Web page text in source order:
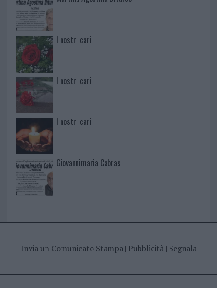
I nostri cari
I nostri cari
I nostri cari
Giovannimaria Cabras
Invia un Comunicato Stampa| Pubblicità| Segnala